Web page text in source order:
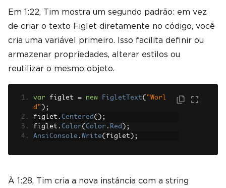
Em 1:22, Tim mostra um segundo padrão: em vez
de criar o texto Figlet diretamente no código, você
cria uma variável primeiro. Isso facilita definir ou
armazenar propriedades, alterar estilos ou
reutilizar o mesmo objeto.
var figlet = new FigletText( "Worl
d" );
figlet . Centered ();
figlet . Color( Color . Red );
AnsiConsole . Write( figlet );
À 1:28, Tim cria a nova instância com a string